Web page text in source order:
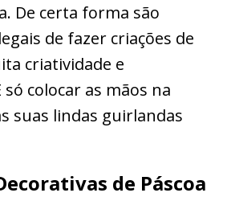
De certa forma são
de fazer criações de
criatividade e
colocar as mãos na
suas lindas guirlandas
de Páscoa